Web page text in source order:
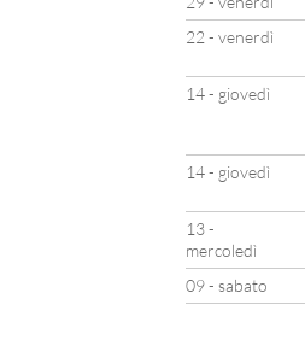
22 - venerdì
14 - giovedì
14 - giovedì
13 -
mercoledì
09 - sabato